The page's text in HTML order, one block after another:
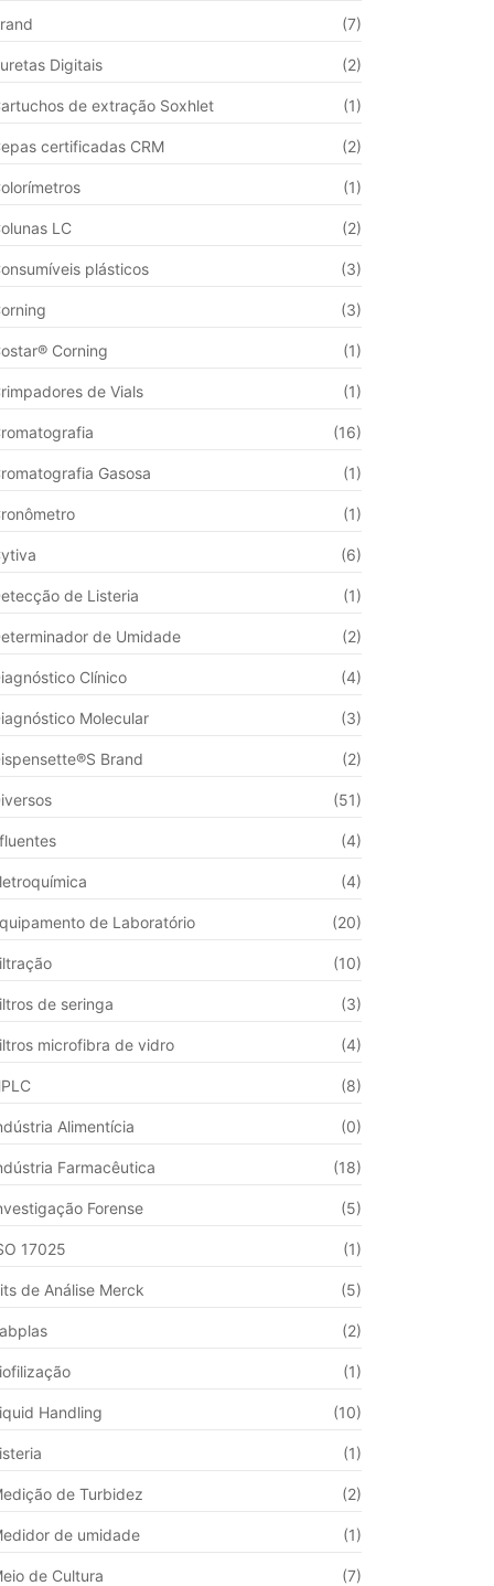
(7)
Digitais (2)
de extração Soxhlet (1)
certificadas CRM (2)
(1)
LC (2)
plásticos (3)
(3)
Corning (1)
de Vials (1)
(16)
Gasosa (1)
(1)
(6)
de Listeria (1)
de Umidade (2)
Clínico (4)
Molecular (3)
Brand (2)
(51)
(4)
(4)
de Laboratório (20)
(10)
de seringa (3)
microfibra de vidro (4)
(8)
Alimentícia (0)
Farmacêutica (18)
Forense (5)
17025 (1)
de Análise Merck (5)
(2)
(1)
Handling (10)
(1)
de Turbidez (2)
de umidade (1)
de Cultura (7)